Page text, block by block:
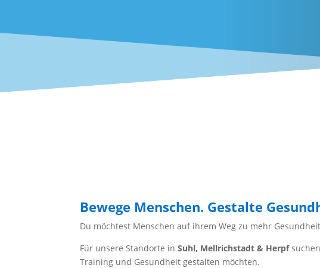
Bewege Menschen. Gestalte
Du möchtest Menschen auf ihrem Weg zu mehr
Für unsere Standorte inSuhl, Mellrichstadt & Herpf
Training und Gesundheit gestalten möchten.